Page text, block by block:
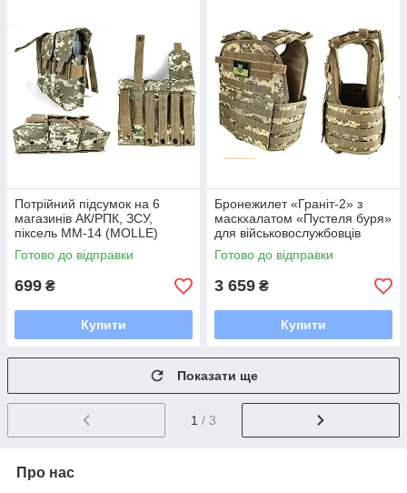
Потрійний підсумок на 6
магазинів АК/РПК, ЗСУ,
піксель MM-14 (MOLLE)
Готово до відправки
699 ₴
Купити
Бронежилет «Граніт-2» з
маскхалатом «Пустеля буря»
для військовослужбовців
Готово до відправки
3 659 ₴
Купити
Показати ще
1 / 3
Про нас